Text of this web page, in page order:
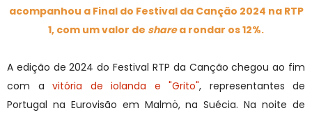
acompanhou a Final do Festival da Canção 2024 na RTP
1, com um valor de sharea rondar os 12%.
A edição de 2024 do Festival RTP da Canção chegou ao fim
com a vitória de iolanda e "Grito", representantes de
Portugal na Eurovisão em Malmö, na Suécia. Na noite de